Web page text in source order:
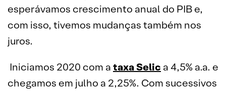
esperávamos crescimento anual do PIB e,
com isso, tivemos mudanças também nos
juros.
Iniciamos 2020 com ataxa Selic a 4,5% a.a. e
chegamos em julho a 2,25%. Com sucessivos